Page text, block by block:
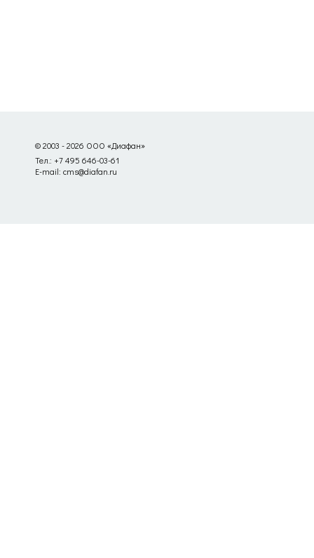
© 2003 - 2026 ООО «Диафан»
Тел.: +7 495 646-03-61
E-mail: cms@diafan.ru